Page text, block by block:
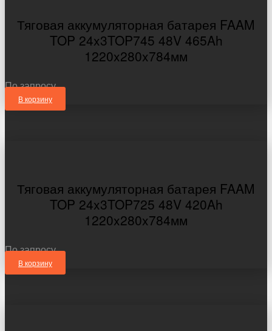
Тяговая аккумуляторная батарея FAAM
TOP 24x3TOP745 48V 465Ah
1220x280x784мм
По запросу
В корзину
Тяговая аккумуляторная батарея FAAM
TOP 24x3TOP725 48V 420Ah
1220x280x784мм
По запросу
В корзину